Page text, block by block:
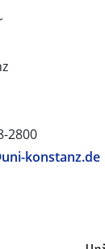
2800
konstanz.de